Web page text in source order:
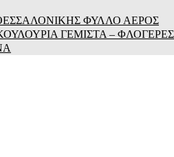
ΦΥΛΛΟ ΑΕΡΟΣ
ΓΕΜΙΣΤΑ – ΦΛΟΓΕΡΕΣ